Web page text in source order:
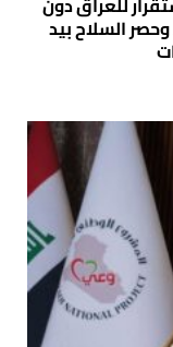
السلاح بيد